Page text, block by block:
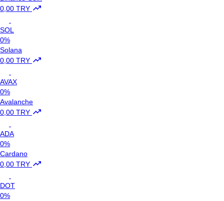
0,00 TRY
SOL
0%
Solana
0,00 TRY
AVAX
0%
Avalanche
0,00 TRY
ADA
0%
Cardano
0,00 TRY
DOT
0%